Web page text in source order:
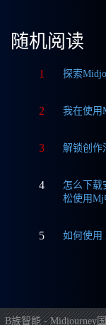
随机阅读
1 探索
2 我在使用
3 解锁创作
4
怎么下载
松使用Mj
5 如何使用
B族智能 - Midjourney